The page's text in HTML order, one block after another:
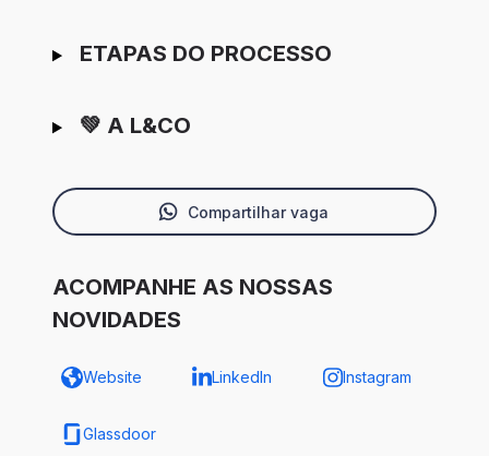
ETAPAS DO PROCESSO
💚 A L&CO
Compartilhar vaga
ACOMPANHE AS NOSSAS
NOVIDADES
Website LinkedIn Instagram
Glassdoor